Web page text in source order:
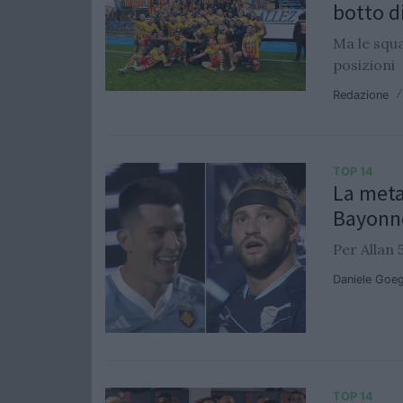
botto
Ma le
posizioni
Redazione /
TOP 14
La
Per Allan
Daniele
TOP 14